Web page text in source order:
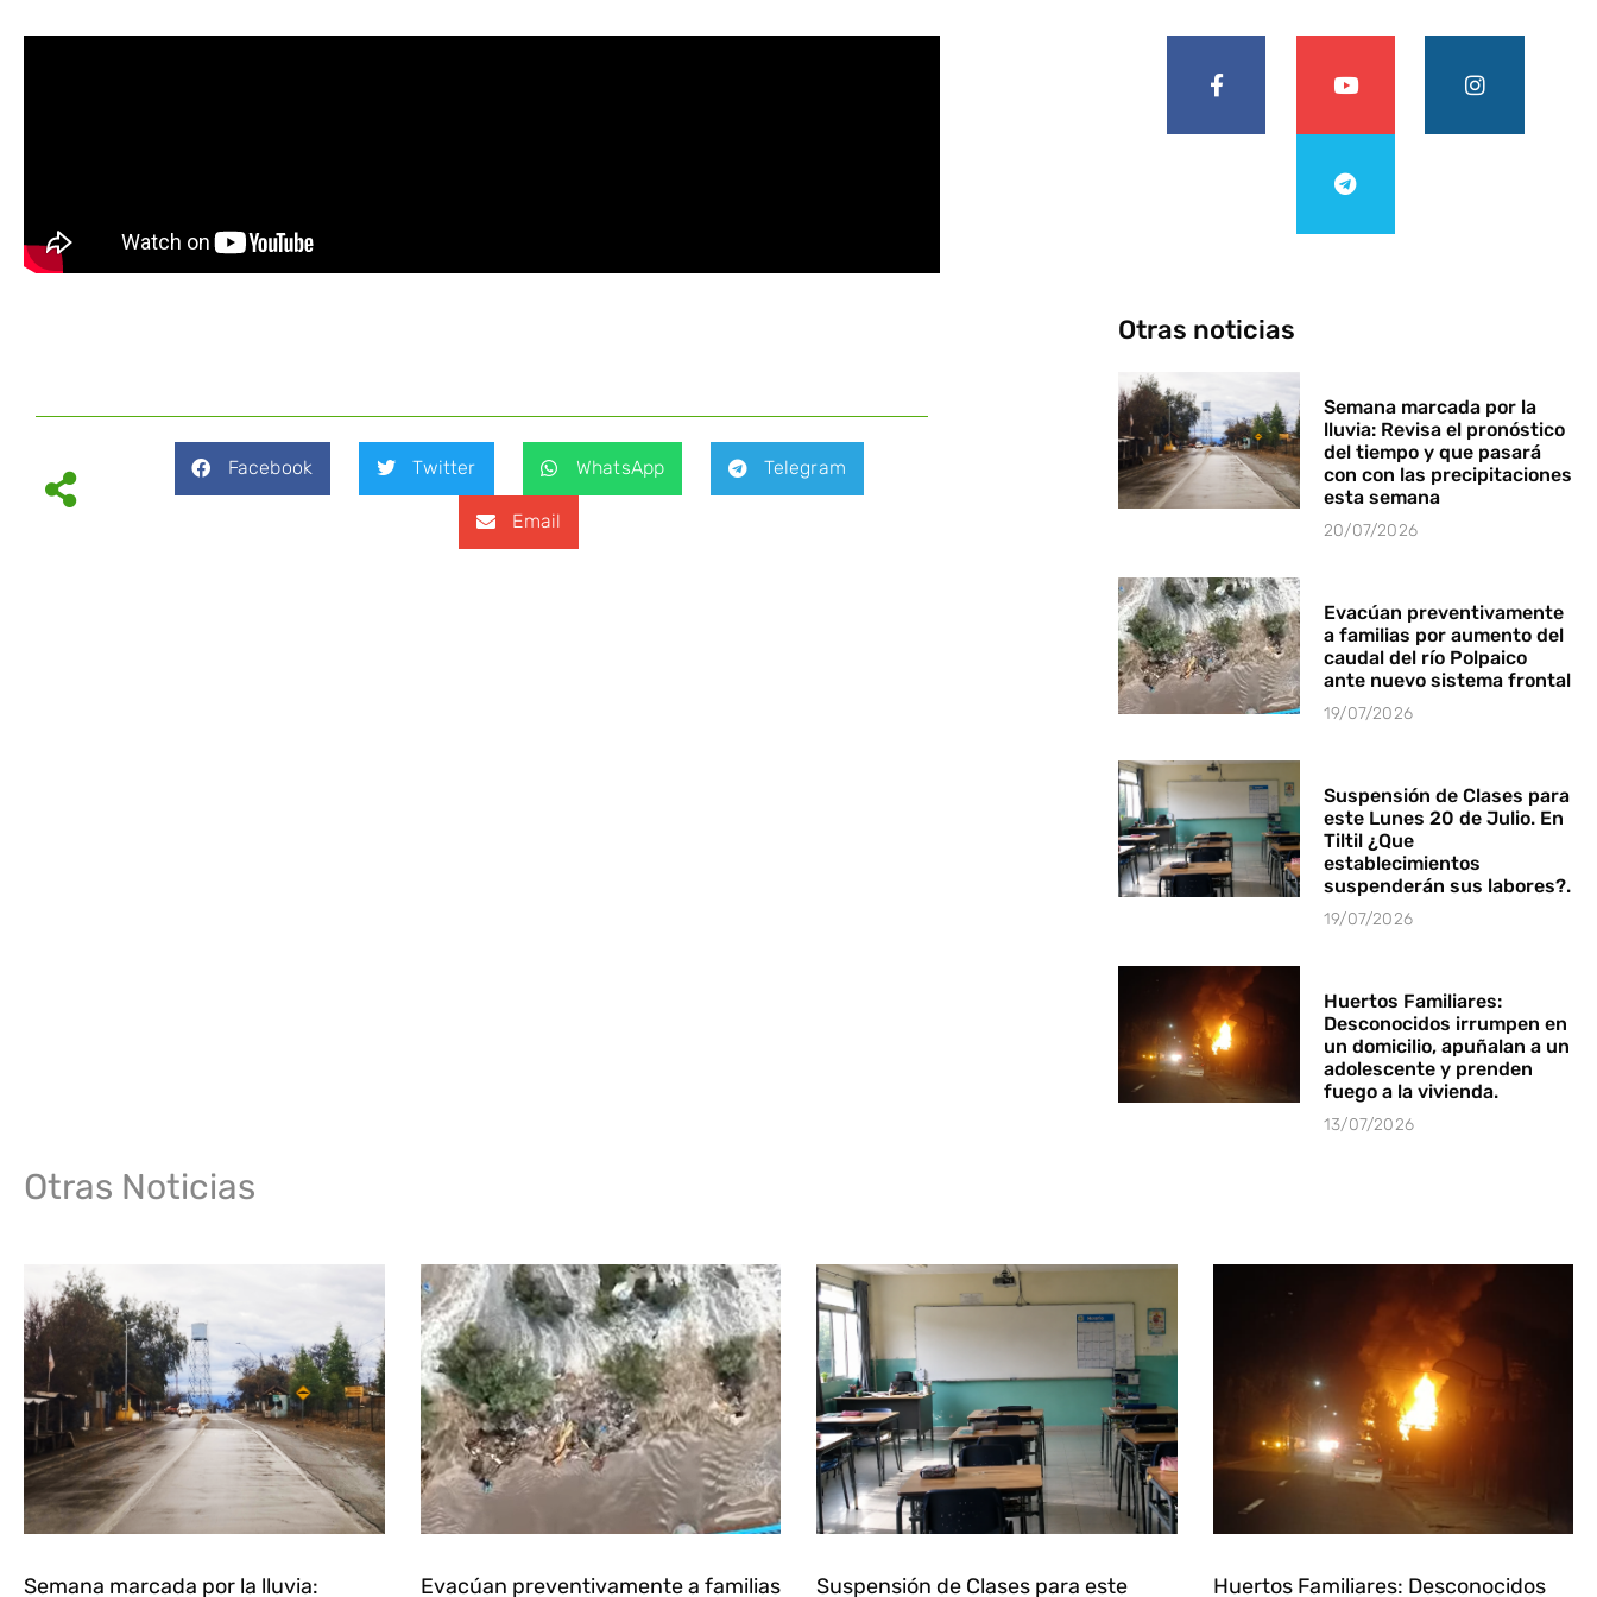
Facebook Twitter WhatsApp Telegram
Email
Otras noticias
Semana marcada por la
lluvia: Revisa el pronóstico
del tiempo y que pasará
con con las precipitaciones
esta semana
20/07/2026
Evacúan preventivamente
a familias por aumento del
caudal del río Polpaico
ante nuevo sistema frontal
19/07/2026
Suspensión de Clases para
este Lunes 20 de Julio. En
Tiltil ¿Que
establecimientos
suspenderán sus labores?.
19/07/2026
Huertos Familiares:
Desconocidos irrumpen en
un domicilio, apuñalan a un
adolescente y prenden
fuego a la vivienda.
13/07/2026
Otras Noticias
Semana marcada por la lluvia: Evacúan preventivamente a familias Suspensión de Clases para este Huertos Familiares: Desconocidos